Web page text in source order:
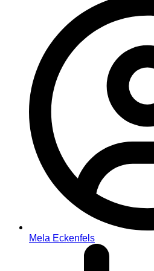
Mela Eckenfels